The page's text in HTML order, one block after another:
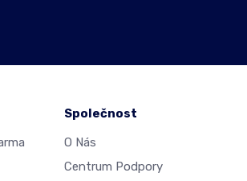
Společnost
O Nás
Centrum Podpory